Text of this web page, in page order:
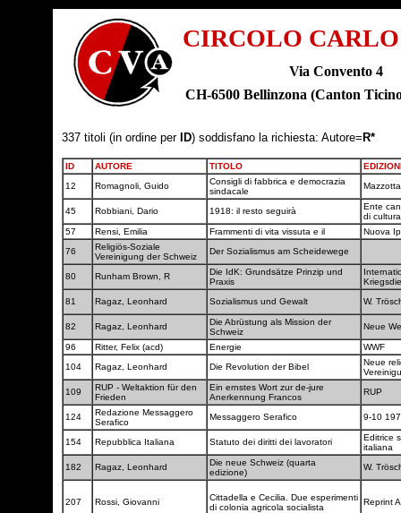
CIRCOLO
Via Convento 4
CH-6500 Bellinzona (Canton
337 titoli (in ordine per ID) soddisfano la richiesta: Autore= R*
ID AUTORE TITOLO
12
Romagnoli, Guido
Consigli di fabbrica e democrazia
sindacale
45 Robbiani, Dario 1918: il resto seguirà
Ente
di
57
Rensi, Emilia Frammenti di vita vissuta e il
Nuova
76
Religiös-Soziale
Vereinigung der Schweiz
Der Sozialismus am Scheidewege
80 Runham Brown, R
Die IdK: Grundsätze Prinzip und
Praxis
81
Ragaz, Leonhard Sozialismus und Gewalt W.
82 Ragaz, Leonhard
Die Abrüstung als Mission der
Schweiz
Neue
96 Ritter, Felix (acd) Energie
WWF
104
Ragaz, Leonhard Die Revolution der Bibel
Neue
109
RUP - Weltaktion für den
Frieden
Ein ernstes Wort zur de-jure
Anerkennung Francos
RUP
124
Redazione Messaggero
Serafico
Messaggero Serafico 9-10
154 Repubblica Italiana Statuto dei diritti dei lavoratori
Editrice
italiana
182
Ragaz, Leonhard
Die neue Schweiz (quarta
edizione)
W.
207 Rossi, Giovanni
Cittadella e Cecilia. Due esperimenti
di colonia agricola socialista
Reprint